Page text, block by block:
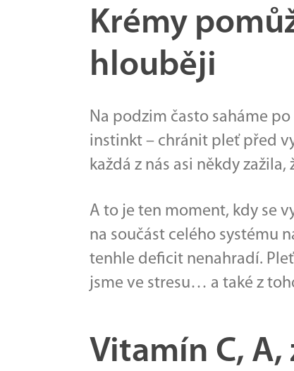
Krémy
hlouběji
Na podzim často saháme
instinkt – chránit pleť před
každá z nás asi někdy
A to je ten moment, kdy se
na součást celého systému
tenhle deficit nenahradí.
jsme ve stresu… a také z
Vitamín C,